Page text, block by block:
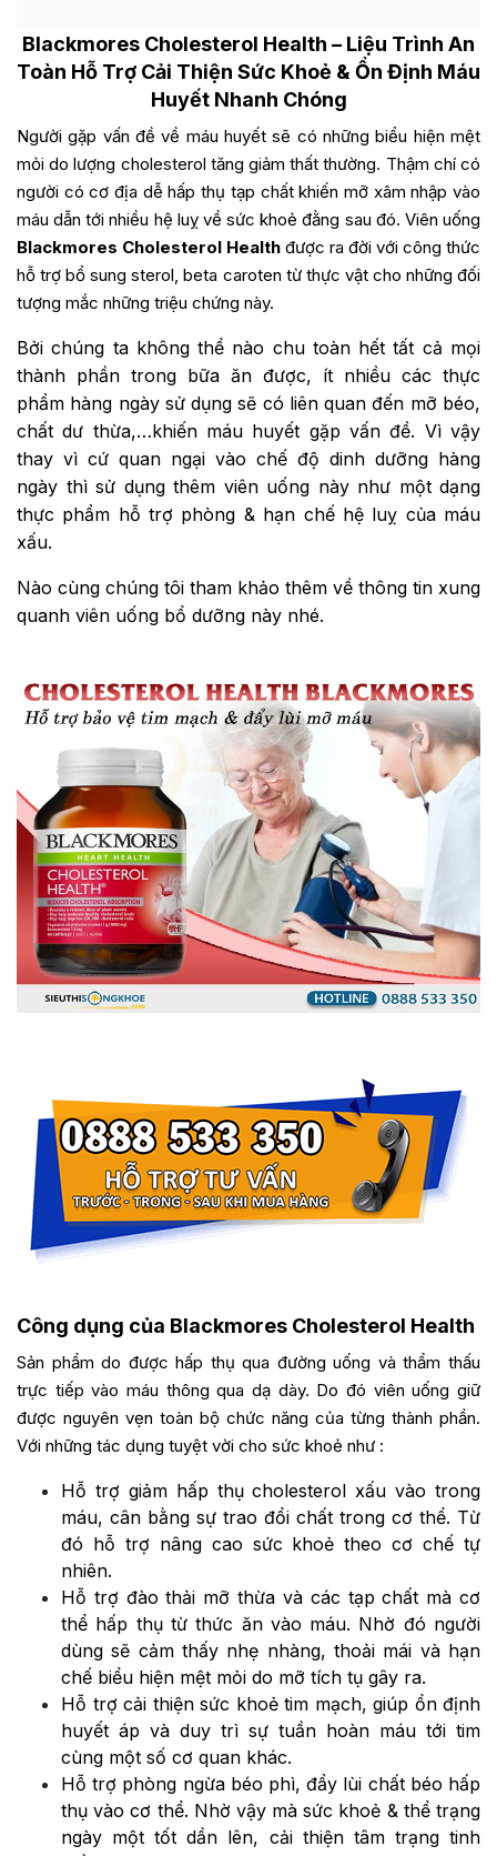
Blackmores Cholesterol Health – Liệu Trình An
Toàn Hỗ Trợ Cải Thiện Sức Khoẻ & Ổn Định Máu
Huyết Nhanh Chóng
Người gặp vấn đề về máu huyết sẽ có những biểu hiện mệt
mỏi do lượng cholesterol tăng giảm thất thường. Thậm chí có
người có cơ địa dễ hấp thụ tạp chất khiến mỡ xâm nhập vào
máu dẫn tới nhiều hệ luỵ về sức khoẻ đằng sau đó. Viên uống
Blackmores Cholesterol Health được ra đời với công thức
hỗ trợ bổ sung sterol, beta caroten từ thực vật cho những đối
tượng mắc những triệu chứng này.
Bởi chúng ta không thể nào chu toàn hết tất cả mọi
thành phần trong bữa ăn được, ít nhiều các thực
phẩm hàng ngày sử dụng sẽ có liên quan đến mỡ béo,
chất dư thừa,…khiến máu huyết gặp vấn đề. Vì vậy
thay vì cứ quan ngại vào chế độ dinh dưỡng hàng
ngày thì sử dụng thêm viên uống này như một dạng
thực phẩm hỗ trợ phòng & hạn chế hệ luỵ của máu
xấu.
Nào cùng chúng tôi tham khảo thêm về thông tin xung
quanh viên uống bổ dưỡng này nhé.
Công dụng của Blackmores Cholesterol Health
Sản phẩm do được hấp thụ qua đường uống và thẩm thấu
trực tiếp vào máu thông qua dạ dày. Do đó viên uống giữ
được nguyên vẹn toàn bộ chức năng của từng thành phần.
Với những tác dụng tuyệt vời cho sức khoẻ như :
Hỗ trợ giảm hấp thụ cholesterol xấu vào trong
máu, cân bằng sự trao đổi chất trong cơ thể. Từ
đó hỗ trợ nâng cao sức khoẻ theo cơ chế tự
nhiên.
Hỗ trợ đào thải mỡ thừa và các tạp chất mà cơ
thể hấp thụ từ thức ăn vào máu. Nhờ đó người
dùng sẽ cảm thấy nhẹ nhàng, thoải mái và hạn
chế biểu hiện mệt mỏi do mỡ tích tụ gây ra.
Hỗ trợ cải thiện sức khoẻ tim mạch, giúp ổn định
huyết áp và duy trì sự tuần hoàn máu tới tim
cùng một số cơ quan khác.
Hỗ trợ phòng ngừa béo phì, đẩy lùi chất béo hấp
thụ vào cơ thể. Nhờ vậy mà sức khoẻ & thể trạng
ngày một tốt dần lên, cải thiện tâm trạng tinh